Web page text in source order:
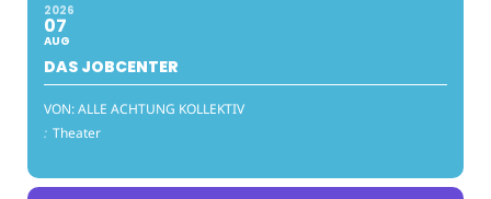
2026
07
AUG
DAS JOBCENTER
VON: ALLE ACHTUNG KOLLEKTIV
: Theater